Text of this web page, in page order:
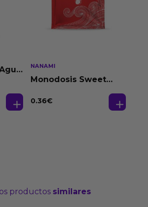
NANAMI
Monodosis Sweet
0.36€
productos similares